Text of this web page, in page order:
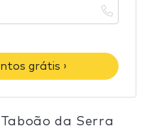
grátis ›
da Serra